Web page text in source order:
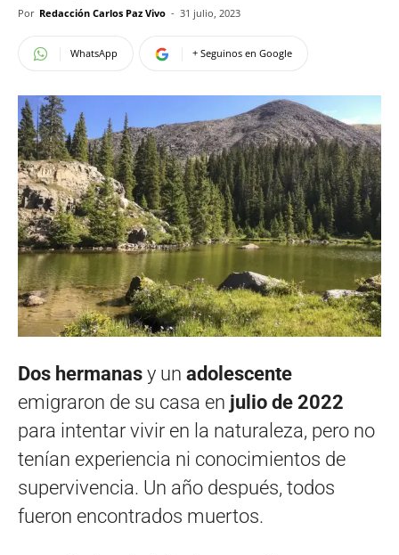
Por Redacción Carlos Paz Vivo - 31 julio, 2023
WhatsApp + Seguinos en Google
Dos hermanas y un adolescente
emigraron de su casa en julio de 2022
para intentar vivir en la naturaleza, pero no
tenían experiencia ni conocimientos de
supervivencia. Un año después, todos
fueron encontrados muertos.